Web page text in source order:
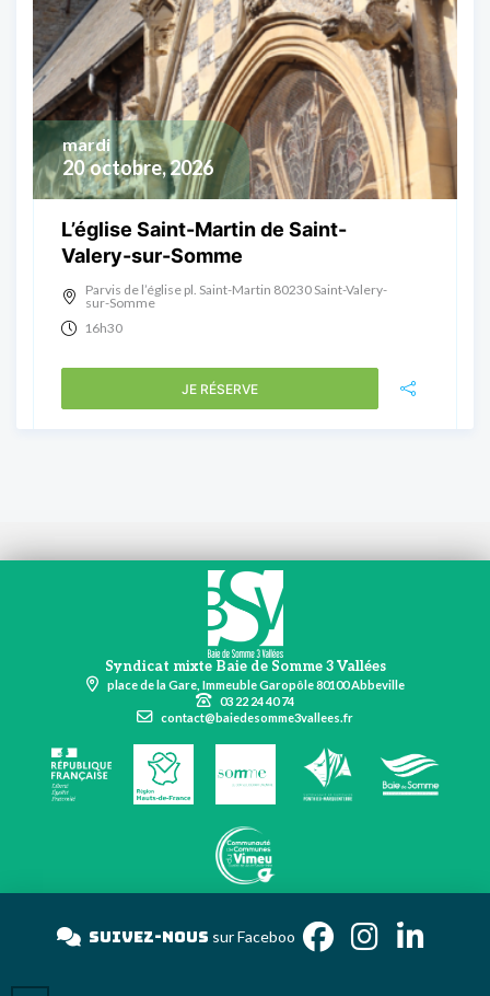
20 octobre, 2026
mardi
L’église Saint-Martin de Saint-
Valery-sur-Somme
Parvis de l’église pl. Saint-Martin 80230 Saint-Valery-
sur-Somme
16h30
JE RÉSERVE
Syndicat mixte Baie de Somme 3 Vallées
place de la Gare, Immeuble Garopôle 80100 Abbeville
03 22 24 40 74
contact@baiedesomme3vallees.fr
Suivez-noussur Faceb